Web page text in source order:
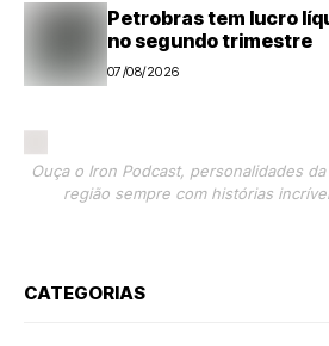
Petrobras tem lucro
no segundo trimestre
07/08/2026
Ouça o Iron Podcast, personalidades
região sempre com histórias
CATEGORIAS